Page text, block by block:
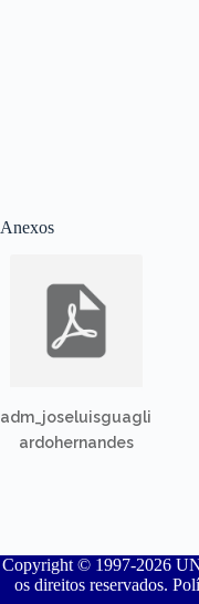
Anexos
adm_joseluisguagli
ardohernandes
Copyright © 1997-2026
os direitos reservados.